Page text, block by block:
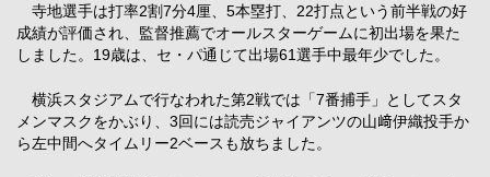
寺地選手は打率2割7分4厘、5本塁打、22打点という前半戦の好
成績が評価され、監督推薦でオールスターゲームに初出場を果た
しました。19歳は、セ・パ通じて出場61選手中最年少でした。
横浜スタジアムで行なわれた第2戦では「7番捕手」としてスタ
メンマスクをかぶり、3回には読売ジャイアンツの山﨑伊織投手か
ら左中間へタイムリー2ベースも放ちました。